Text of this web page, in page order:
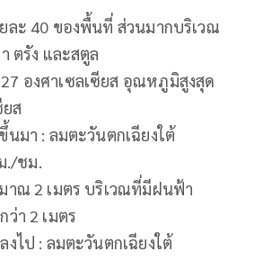
ละ 40 ของพื้นที่ ส่วนมากบริเวณ
ตรัง และสตูล
องศาเซลเซียส อุณหภูมิสูงสุด
ยส
นมา : ลมตะวันตกเฉียงใต้
./ชม.
าณ 2 เมตร บริเวณที่มีฝนฟ้า
า 2 เมตร
ไป : ลมตะวันตกเฉียงใต้